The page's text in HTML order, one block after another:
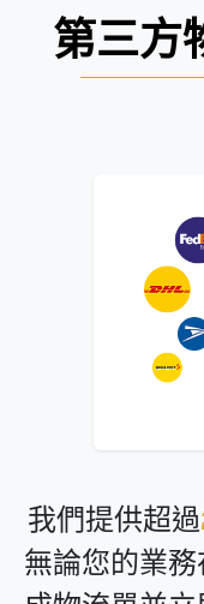
第三方
我們提供超過
無論您的業